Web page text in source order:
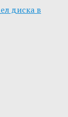
диска в